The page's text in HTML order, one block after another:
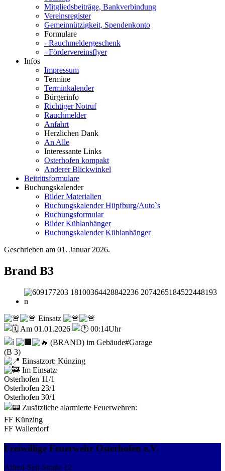
Mitgliedsbeiträge, Bankverbindung
Vereinsregister
Gemeinnützigkeit, Spendenkonto
Formulare
- Rauchmeldergeschenk
- Fördervereinsflyer
Infos
Impressum
Termine
Terminkalender
Bürgerinfo
Richtiger Notruf
Rauchmelder
Anfahrt
Herzlichen Dank
An Alle
Interessante Links
Osterhofen kompakt
Anderer Blickwinkel
Beitrittsformulare
Buchungskalender
Bilder Materialien
Buchungskalender Hüpfburg/Auto`s
Buchungsformular
Bilder Kühlanhänger
Buchungskalender Kühlanhänger
Geschrieben am 01. Januar 2026.
Brand B3
Einsatz
Am 01.01.2026
00:14Uhr
(BRAND) im Gebäude#Garage
(B 3)
Einsatzort: Künzing
Im Einsatz:
Osterhofen 11/1
Osterhofen 23/1
Osterhofen 30/1
Zusätzliche alarmierte Feuerwehren:
FF Künzing
FF Wallerdorf
Freiwillige Feuerwehr Osterhofen e.V.
Alfred-Sell-Straße 12